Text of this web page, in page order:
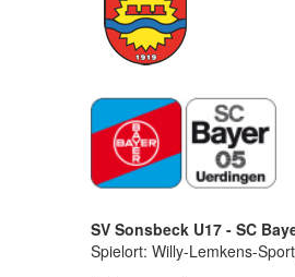
SV Sonsbeck U17 - SC
Spielort: Willy-Lemkens-